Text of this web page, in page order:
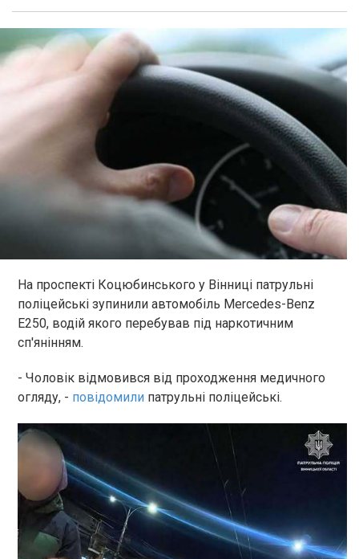
На проспекті Коцюбинського у Вінниці патрульні
поліцейські зупинили автомобіль Mercedes-Benz
E250, водій якого перебував під наркотичним
сп'янінням.
- Чоловік відмовився від проходження медичного
огляду, - повідомили патрульні поліцейські.